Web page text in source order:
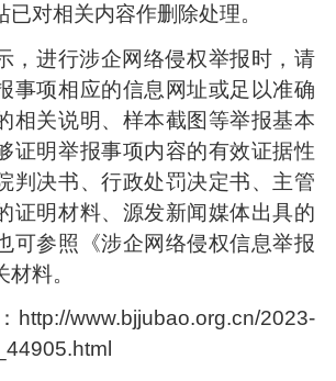
对相关内容作删除处理。
，进行涉企网络侵权举报时，请
事项相应的信息网址或足以准确
相关说明、样本截图等举报基本
证明举报事项内容的有效证据性
判决书、行政处罚决定书、主管
证明材料、源发新闻媒体出具的
可参照《涉企网络侵权信息举报
料。
http://www.bjjubao.org.cn/2023-